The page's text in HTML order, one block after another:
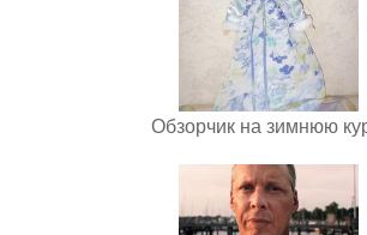
Обзорчик на зимнюю